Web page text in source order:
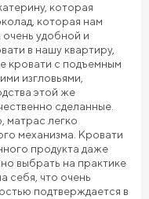
которая
которая нам
удобной и
в нашу квартиру,
кровати с подъемным
изгловьями,
этой же
сделанные.
матрас легко
механизма. Кровати
продукта даже
выбрать на практике
себя, что очень
подтверждается в